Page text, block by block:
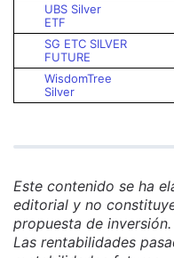
UBS Silver
ETF
SG ETC SILVER
FUTURE
WisdomTree
Silver
Este contenido se ha
editorial y no
propuesta de
Las rentabilidades